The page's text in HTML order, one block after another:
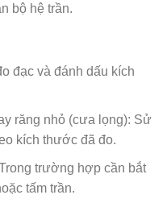
bộ hệ trần.
đạc và đánh dấu kích
răng nhỏ (cưa lọng): Sử
kích thước đã đo.
trường hợp cần bắt
tấm trần.